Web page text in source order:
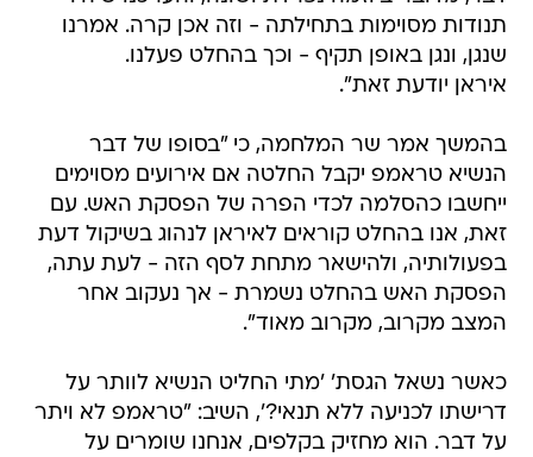
תנודות מסוימות בתחילתה - וזה אכן קרה. אמרנו
שנגן, ונגן באופן תקיף - וכך בהחלט פעלנו.
איראן יודעת זאת".
בהמשך אמר שר המלחמה, כי "בסופו של דבר
הנשיא טראמפ יקבל החלטה אם אירועים מסוימים
ייחשבו כהסלמה לכדי הפרה של הפסקת האש. עם
זאת, אנו בהחלט קוראים לאיראן לנהוג בשיקול דעת
בפעולותיה, ולהישאר מתחת לסף הזה - לעת עתה,
הפסקת האש בהחלט נשמרת - אך נעקוב אחר
המצב מקרוב, מקרוב מאוד".
כאשר נשאל הגסת' 'מתי החליט הנשיא לוותר על
דרישתו לכניעה ללא תנאי?', השיב: "טראמפ לא ויתר
על דבר. הוא מחזיק בקלפים, אנחנו שומרים על